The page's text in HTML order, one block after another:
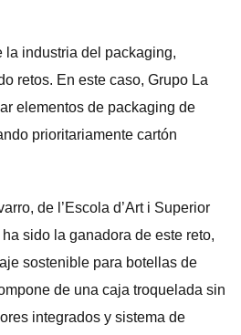
la industria del packaging,
retos. En este caso, Grupo La
elementos de packaging de
prioritariamente cartón
de l’Escola d’Art i Superior
sido la ganadora de este reto,
sostenible para botellas de
de una caja troquelada sin
integrados y sistema de